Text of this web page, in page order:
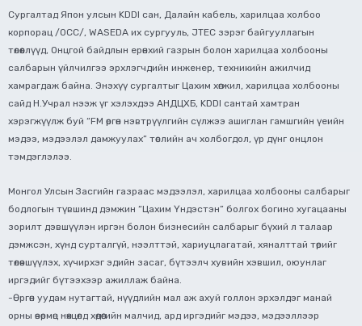
Сургалтад Япон улсын KDDI сан, Далайн кабель, харилцаа холбоо
корпорац /OCC/, WASEDA их сургууль, JTEC зэрэг байгууллагын
төлөөллүүд, Онцгой байдлын ерөнхий газрын болон харилцаа холбооны
салбарын үйлчилгээ эрхлэгчдийн инженер, техникийн ажилчид
хамрагдаж байна. Энэхүү сургалтыг Цахим хөгжил, харилцаа холбооны
сайд Н.Учрал нээж үг хэлэхдээ АНДЦХБ, KDDI сантай хамтран
хэрэгжүүлж буй “FM өргөн нэвтрүүлгийн сүлжээ ашиглан гамшгийн үеийн
мэдээ, мэдээлэл дамжуулах” төслийн ач холбогдол, үр дүнг онцлон
тэмдэглэлээ.
Монгол Улсын Засгийн газраас мэдээлэл, харилцаа холбооны салбарыг
бодлогын түвшинд дэмжин “Цахим Үндэстэн” болгох богино хугацааны
зорилт дэвшүүлэн иргэн болон бизнесийн салбарыг бүхий л талаар
дэмжсэн, хүнд сурталгүй, нээлттэй, хариуцлагатай, хяналттай төрийг
төлөвшүүлэх, хүчирхэг эдийн засаг, бүтээлч хувийн хэвшил, оюунлаг
иргэдийг бүтээхээр ажиллаж байна.
-Өргөн уудам нутагтай, нүүдлийн мал аж ахуй голлон эрхэлдэг манай
орны өвөрмөц нөхцөлд хөдөөгийн малчид, ард иргэдийг мэдээ, мэдээллээр